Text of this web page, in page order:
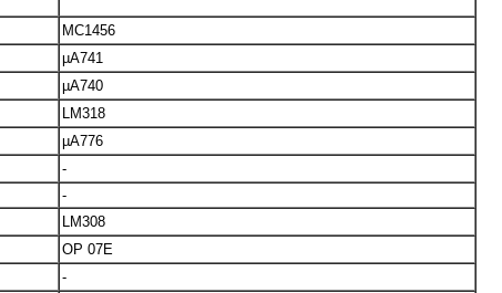
MC1456
µА741
µА740
LM318
µA776
-
-
LM308
OP 07E
-